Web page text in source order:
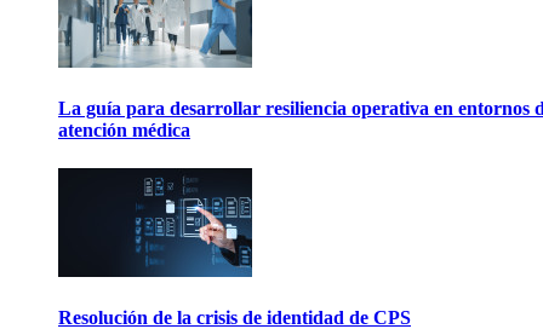
La guía para desarrollar resiliencia operativa en entornos
atención médica
Resolución de la crisis de identidad de CPS